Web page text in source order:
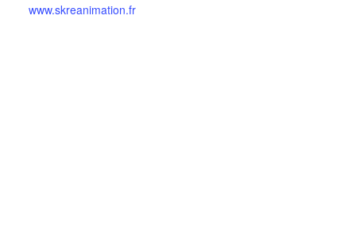
www.skreanimation.fr